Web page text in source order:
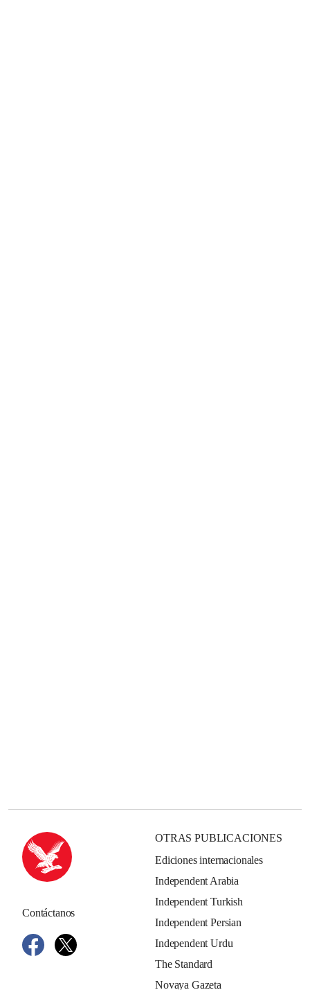
Contáctanos
OTRAS PUBLICACIONES
Ediciones internacionales
Independent Arabia
Independent Turkish
Independent Persian
Independent Urdu
The Standard
Novaya Gazeta